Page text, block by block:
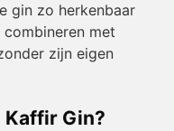
gin zo herkenbaar
met
zijn eigen
Kaffir Gin?